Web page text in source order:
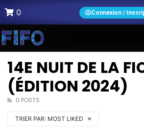
0 Connexion /
14E NUIT DE LA
(ÉDITION 2024)
0 POSTS
TRIER PAR: MOST LIKED